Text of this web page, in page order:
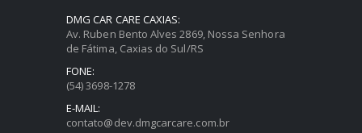
DMG CAR CARE CAXIAS:
Av. Ruben Bento Alves 2869, Nossa Senhora
de Fátima, Caxias do Sul/RS
FONE:
(54) 3698-1278
E-MAIL:
contato@dev.dmgcarcare.com.br